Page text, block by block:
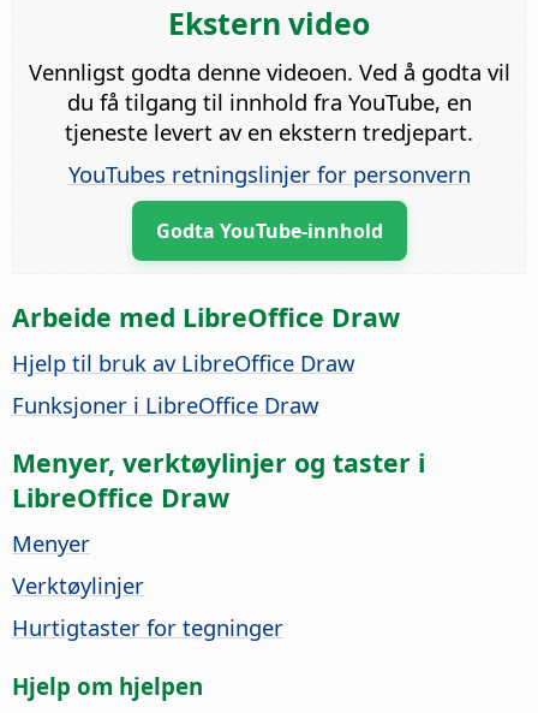
Ekstern video
Vennligst godta denne videoen. Ved å godta vil
du få tilgang til innhold fra YouTube, en
tjeneste levert av en ekstern tredjepart.
YouTubes retningslinjer for personvern
Godta YouTube-innhold
Arbeide med LibreOffice Draw
Hjelp til bruk av LibreOffice Draw
Funksjoner i LibreOffice Draw
Menyer, verktøylinjer og taster i
LibreOffice Draw
Menyer
Verktøylinjer
Hurtigtaster for tegninger
Hjelp om hjelpen